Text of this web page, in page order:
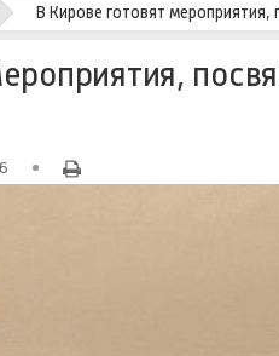
В Кирове готовят